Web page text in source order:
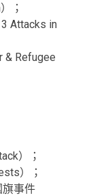
；
Attacks in
& Refugee
）；
）；
旗事件